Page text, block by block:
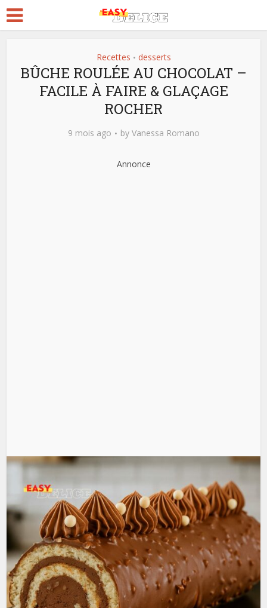
Recettes • desserts
BÛCHE ROULÉE AU CHOCOLAT –
FACILE À FAIRE & GLAÇAGE
ROCHER
9 mois ago by Vanessa Romano
Annonce